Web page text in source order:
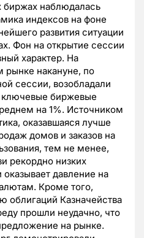
биржах наблюдалась
индексов на фоне
развития ситуации
Фон на открытие сессии
характер. На
накануне, по
сессии, возобладали
ключевые биржевые
на 1%. Источником
оказавшаяся лучше
домов и заказов на
тем не менее,
рекордно низких
оказывает давление на
Кроме того,
облигаций Казначейства
прошли неудачно, что
на рынке.